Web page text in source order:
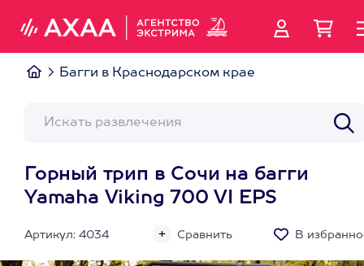
Багги в Краснодарском крае
Горный трип в Сочи на багги
Yamaha Viking 700 VI EPS
Артикул: 4034 Сравнить В